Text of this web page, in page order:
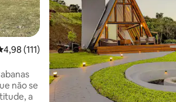
de uma avaliação média de 5, 111
4,98 (111)
a